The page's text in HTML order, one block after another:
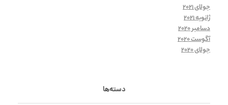
جولای 2021
ژانویه 2021
دسامبر 2020
آگوست 2020
جولای 2020
دسته‌ها